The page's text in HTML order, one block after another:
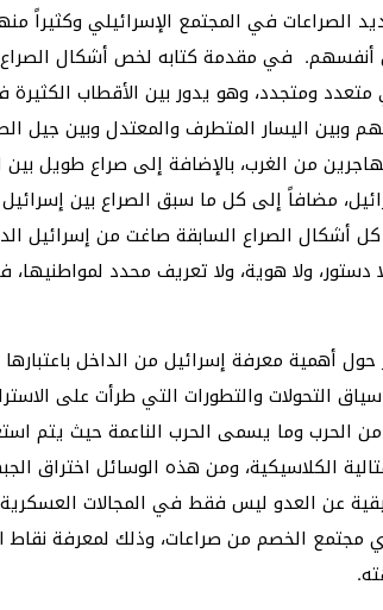
الصراعات في المجتمع الإسرائيلي وكثيراً
أنفسهم. في مقدمة كتابه لخص أشكال
ومتجدد، وهو يدور بين الأقطاب الكثيرة
وبين اليسار المتطرف والمعتدل وبين جيل
من الغرب، بالإضافة إلى صراع طويل
1948 وبين إسرائيل، مضافاً إلى كل ما سبق الصراع بين
كل أشكال الصراع السابقة صاغت من إسرائيل
ولا هوية، ولا تعريف محدد
حول أهمية معرفة إسرائيل من الداخل
التحولات والتطورات التي طرأت على
من الحرب وما يسمى الحرب الناعمة حيث يتم
الكلاسيكية، ومن هذه الوسائل اختراق
عن العدو ليس فقط في المجالات
مجتمع الخصم من صراعات، وذلك لمعرفة